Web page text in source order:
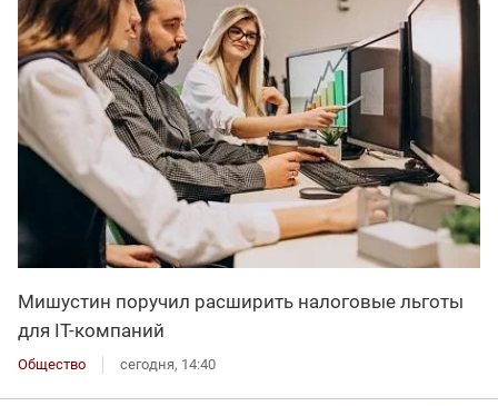
Мишустин поручил расширить налоговые льготы
для IT-компаний
Общество сегодня, 14:40